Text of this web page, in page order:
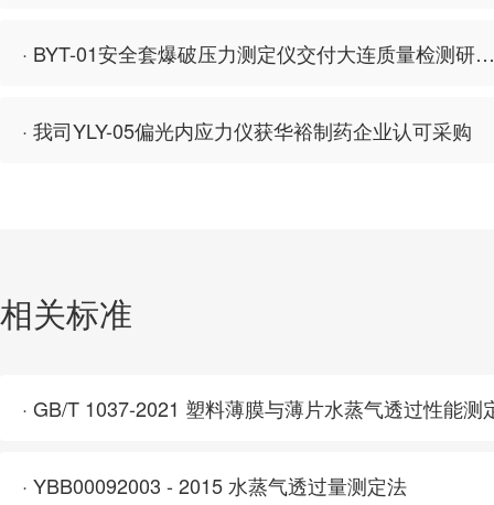
· BYT-01安全套爆破压力测定仪交付大连质量检测研究院
· 我司YLY-05偏光内应力仪获华裕制药企业认可采购
相关标准
· YBB00092003 - 2015 水蒸气透过量测定法